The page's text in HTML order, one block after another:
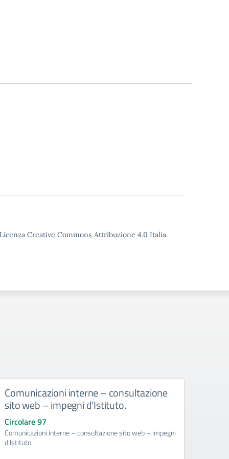
Creative Commons Attribuzione 4.0 Italia.
Comunicazioni interne – consultazione
sito web – impegni d’Istituto.
Circolare 97
Comunicazioni interne – consultazione sito web – impegni
d’Istituto.